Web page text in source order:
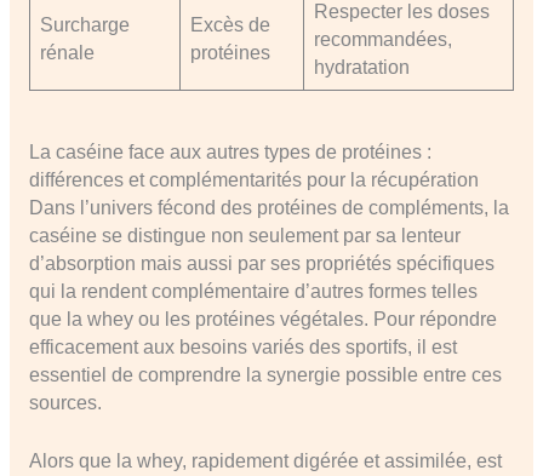
Surcharge
rénale
Excès de
protéines
Respecter les doses
recommandées,
hydratation
La caséine face aux autres types de protéines :
différences et complémentarités pour la récupération
Dans l’univers fécond des protéines de compléments, la
caséine se distingue non seulement par sa lenteur
d’absorption mais aussi par ses propriétés spécifiques
qui la rendent complémentaire d’autres formes telles
que la whey ou les protéines végétales. Pour répondre
efficacement aux besoins variés des sportifs, il est
essentiel de comprendre la synergie possible entre ces
sources.
Alors que la whey, rapidement digérée et assimilée, est